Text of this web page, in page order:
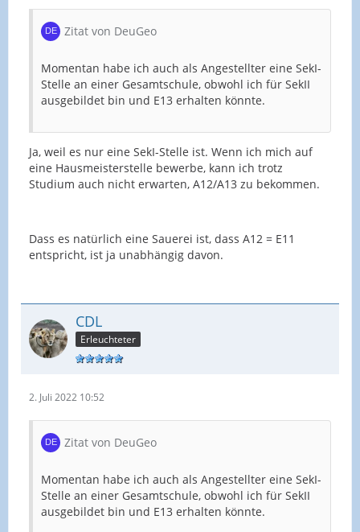
Zitat von DeuGeo
Momentan habe ich auch als Angestellter eine SekI-
Stelle an einer Gesamtschule, obwohl ich für SekII
ausgebildet bin und E13 erhalten könnte.
Ja, weil es nur eine SekI-Stelle ist. Wenn ich mich auf
eine Hausmeisterstelle bewerbe, kann ich trotz
Studium auch nicht erwarten, A12/A13 zu bekommen.
Dass es natürlich eine Sauerei ist, dass A12 = E11
entspricht, ist ja unabhängig davon.
CDL
Erleuchteter
2. Juli 2022 10:52
Zitat von DeuGeo
Momentan habe ich auch als Angestellter eine SekI-
Stelle an einer Gesamtschule, obwohl ich für SekII
ausgebildet bin und E13 erhalten könnte.